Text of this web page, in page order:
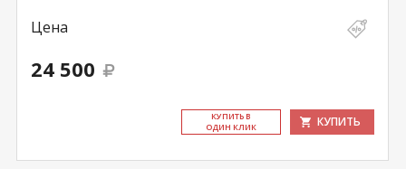
Цена
24 500
КУ­ПИТЬ В
ОДИН КЛИК
КУПИТЬ